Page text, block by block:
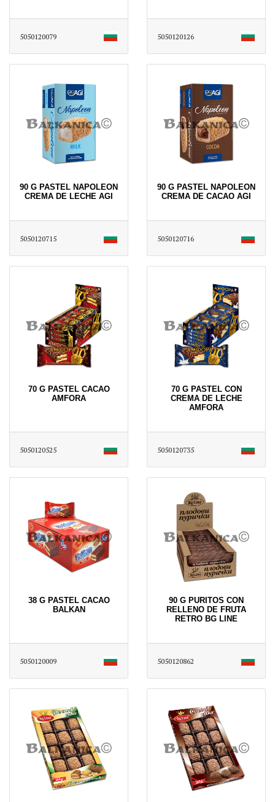
5050120079 5050120126
90 G PASTEL NAPOLEON
CREMA DE LECHE AGI
5050120715
90 G PASTEL NAPOLEON
CREMA DE CACAO AGI
5050120716
70 G PASTEL CACAO
AMFORA
5050120525
70 G PASTEL CON
CREMA DE LECHE
AMFORA
5050120735
38 G PASTEL CACAO
BALKAN
5050120009
90 G PURITOS CON
RELLENO DE FRUTA
RETRO BG LINE
5050120862